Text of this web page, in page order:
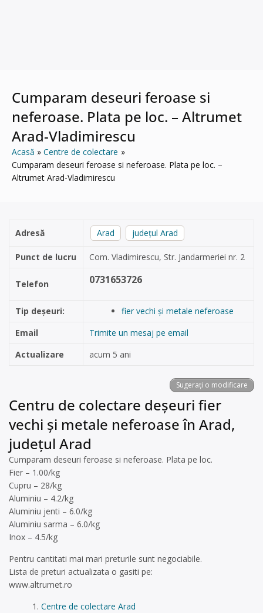
Cumparam deseuri feroase si
neferoase. Plata pe loc. – Altrumet
Arad-Vladimirescu
Acasă
Centre de colectare
Cumparam deseuri feroase si neferoase. Plata pe loc. –
Altrumet Arad-Vladimirescu
Adresă Arad județul Arad
Punct de lucru Com. Vladimirescu, Str. Jandarmeriei nr. 2
Telefon 0731653726
Tip deșeuri:
fier vechi și metale neferoase
Email
Trimite un mesaj pe email
Actualizare
acum 5 ani
Sugerați o modificare
Centru de colectare deșeuri fier
vechi și metale neferoase în Arad,
județul Arad
Cumparam deseuri feroase si neferoase. Plata pe loc.
Fier – 1.00/kg
Cupru – 28/kg
Aluminiu – 4.2/kg
Aluminiu jenti – 6.0/kg
Aluminiu sarma – 6.0/kg
Inox – 4.5/kg
Pentru cantitati mai mari preturile sunt negociabile.
Lista de preturi actualizata o gasiti pe:
www.altrumet.ro
Centre de colectare Arad